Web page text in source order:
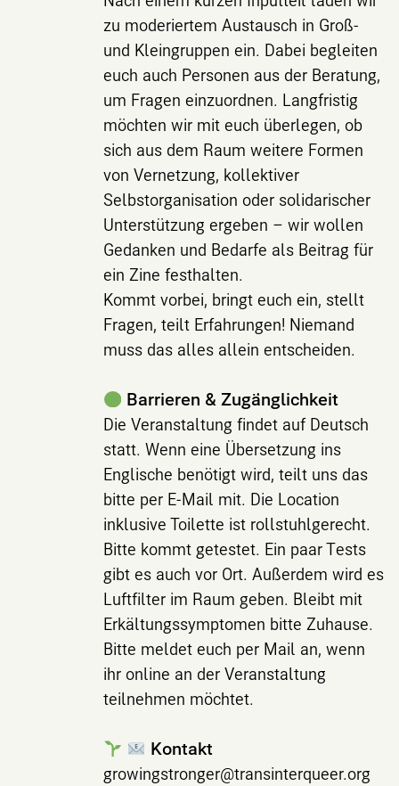
zu moderiertem Austausch in Groß-
und Kleingruppen ein. Dabei begleiten
euch auch Personen aus der Beratung,
um Fragen einzuordnen. Langfristig
möchten wir mit euch überlegen, ob
sich aus dem Raum weitere Formen
von Vernetzung, kollektiver
Selbstorganisation oder solidarischer
Unterstützung ergeben – wir wollen
Gedanken und Bedarfe als Beitrag für
ein Zine festhalten.
Kommt vorbei, bringt euch ein, stellt
Fragen, teilt Erfahrungen! Niemand
muss das alles allein entscheiden.
Barrieren & Zugänglichkeit
Die Veranstaltung findet auf Deutsch
statt. Wenn eine Übersetzung ins
Englische benötigt wird, teilt uns das
bitte per E-Mail mit. Die Location
inklusive Toilette ist rollstuhlgerecht.
Bitte kommt getestet. Ein paar Tests
gibt es auch vor Ort. Außerdem wird es
Luftfilter im Raum geben. Bleibt mit
Erkältungssymptomen bitte Zuhause.
Bitte meldet euch per Mail an, wenn
ihr online an der Veranstaltung
teilnehmen möchtet.
Kontakt
growingstronger@transinterqueer.org